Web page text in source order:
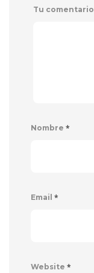
Tu comentario
Nombre *
Email *
Website *